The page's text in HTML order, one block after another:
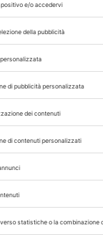
Due nuovi
di cuore nel Lazio
misure di
rafforzata su...
A cura di
VACCINI